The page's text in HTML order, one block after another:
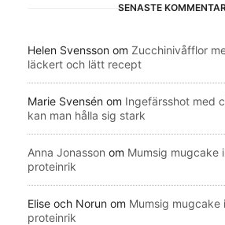
SENASTE
Helen Svensson om Zucchinivåfflor
läckert och lätt recept
Marie Svensén om Ingefärsshot med
kan man hålla sig stark
Anna Jonasson om Mumsig mugcake
proteinrik
Elise och Norun om Mumsig mugcake
proteinrik